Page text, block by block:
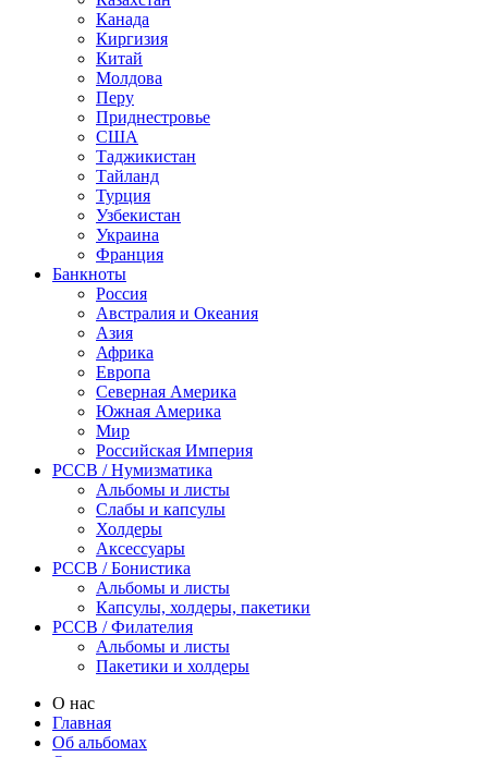
Канада
Киргизия
Китай
Молдова
Перу
Приднестровье
США
Таджикистан
Тайланд
Турция
Узбекистан
Украина
Франция
Банкноты
Россия
Австралия и Океания
Азия
Африка
Европа
Северная Америка
Южная Америка
Мир
Российская Империя
PCCB / Нумизматика
Альбомы и листы
Слабы и капсулы
Холдеры
Аксессуары
PCCB / Бонистика
Альбомы и листы
Капсулы, холдеры, пакетики
PCCB / Филателия
Альбомы и листы
Пакетики и холдеры
О нас
Главная
Об альбомах